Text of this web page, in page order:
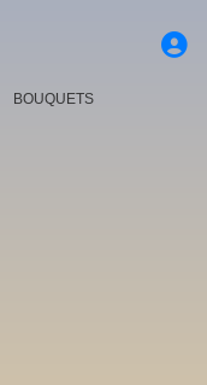
BOUQUETS